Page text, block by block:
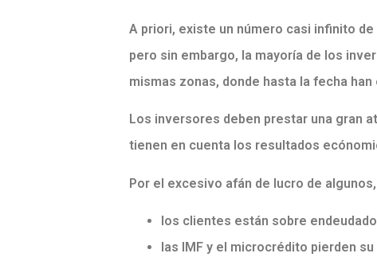
A priori, existe un número casi infinito
pero sin embargo, la mayoría de los
mismas zonas, donde hasta la fecha
Los inversores deben prestar una gran
tienen en cuenta los resultados
Por el excesivo afán de lucro de
los clientes están sobre
las IMF y el microcrédito pierden su